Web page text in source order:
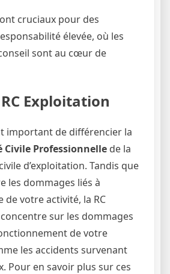
cruciaux pour des
élevée, où les
sont au cœur de
RC Exploitation
important de différencier la
Civile Professionnelle de la
d’exploitation. Tandis que
les dommages liés à
de votre activité, la RC
sur les dommages
de votre
les accidents survenant
Pour en savoir plus sur ces